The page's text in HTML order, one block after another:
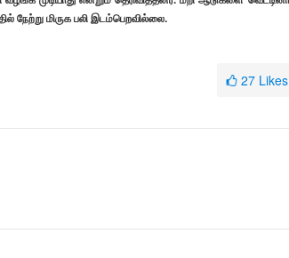
நேற்று மிருக பலி இடம்பெறவில்லை.
27 Likes